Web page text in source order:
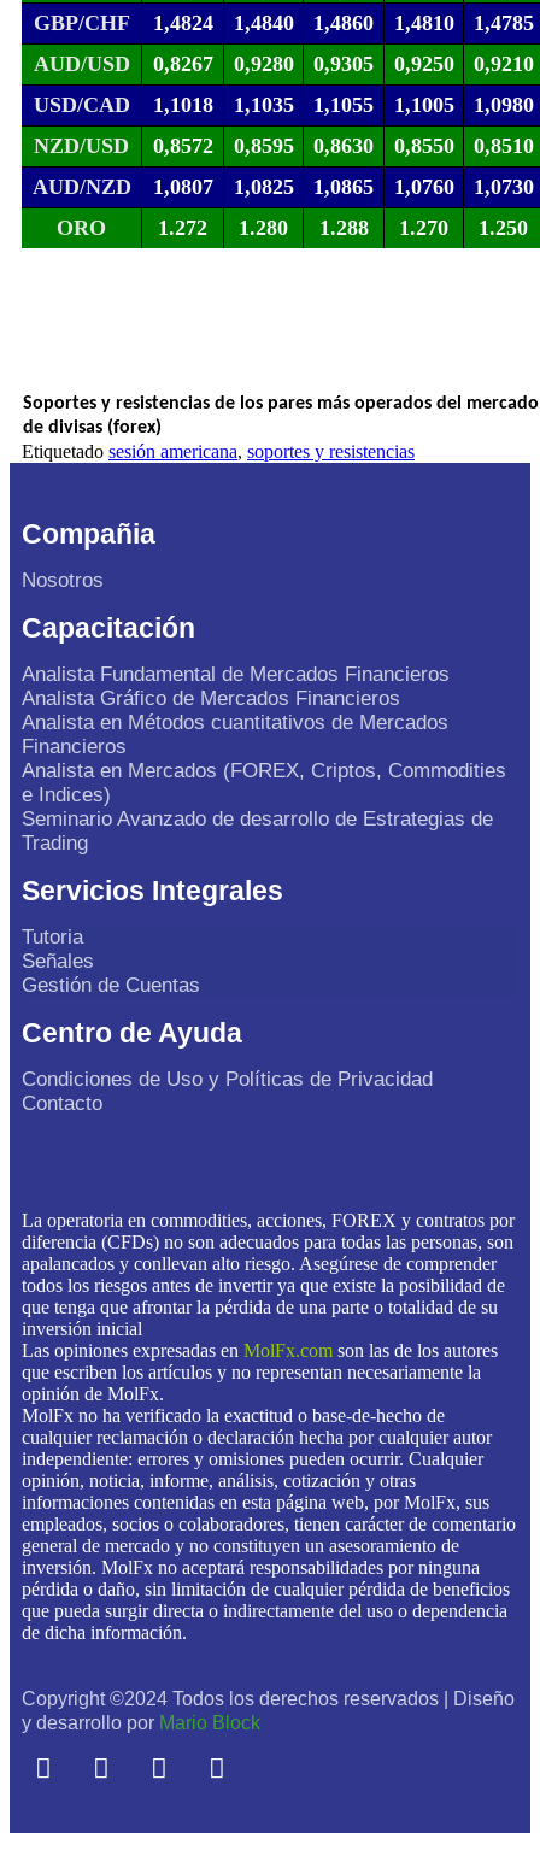
GBP/CHF
1,4824 1,4840 1,4860 1,4810
1,4785
AUD/USD
0,8267 0,9280 0,9305 0,9250
0,9210
USD/CAD
1,1018 1,1035 1,1055 1,1005
1,0980
NZD/USD
0,8572 0,8595 0,8630 0,8550
0,8510
AUD/NZD
1,0807 1,0825 1,0865 1,0760
1,0730
ORO
1.272 1.280 1.288 1.270 1.250
Soportes y resistencias de los pares más operados del mercado
de divisas (forex)
Etiquetado sesión americana, soportes y resistencias
Compañia
Nosotros
Capacitación
Analista Fundamental de Mercados Financieros
Analista Gráfico de Mercados Financieros
Analista en Métodos cuantitativos de Mercados
Financieros
Analista en Mercados (FOREX, Criptos, Commodities
e Indices)
Seminario Avanzado de desarrollo de Estrategias de
Trading
Servicios Integrales
Tutoria
Señales
Gestión de Cuentas
Centro de Ayuda
Condiciones de Uso y Políticas de Privacidad
Contacto
La operatoria en commodities, acciones, FOREX y contratos por
diferencia (CFDs) no son adecuados para todas las personas, son
apalancados y conllevan alto riesgo. Asegúrese de comprender
todos los riesgos antes de invertir ya que existe la posibilidad de
que tenga que afrontar la pérdida de una parte o totalidad de su
inversión inicial
Las opiniones expresadas en MolFx.com son las de los autores
que escriben los artículos y no representan necesariamente la
opinión de MolFx.
MolFx no ha verificado la exactitud o base-de-hecho de
cualquier reclamación o declaración hecha por cualquier autor
independiente: errores y omisiones pueden ocurrir. Cualquier
opinión, noticia, informe, análisis, cotización y otras
informaciones contenidas en esta página web, por MolFx, sus
empleados, socios o colaboradores, tienen carácter de comentario
general de mercado y no constituyen un asesoramiento de
inversión. MolFx no aceptará responsabilidades por ninguna
pérdida o daño, sin limitación de cualquier pérdida de beneficios
que pueda surgir directa o indirectamente del uso o dependencia
de dicha información.
Copyright ©2024 Todos los derechos reservados | Diseño
y desarrollo por Mario Block